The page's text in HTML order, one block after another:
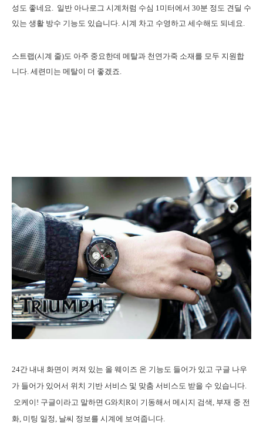
성도 좋네요. 일반 아나로그 시계처럼 수심 1미터에서 30분 정도 견딜 수
있는 생활 방수 기능도 있습니다. 시계 차고 수영하고 세수해도 되네요.
스트랩(시계 줄)도 아주 중요한데 메탈과 천연가죽 소재를 모두 지원합
니다. 세련미는 메탈이 더 좋겠죠.
24간 내내 화면이 켜져 있는 올 웨이즈 온 기능도 들어가 있고 구글 나우
가 들어가 있어서 위치 기반 서비스 및 맞춤 서비스도 받을 수 있습니다.
오케이! 구글이라고 말하면 G와치R이 기동해서 메시지 검색, 부재 중 전
화, 미팅 일정, 날씨 정보를 시계에 보여줍니다.